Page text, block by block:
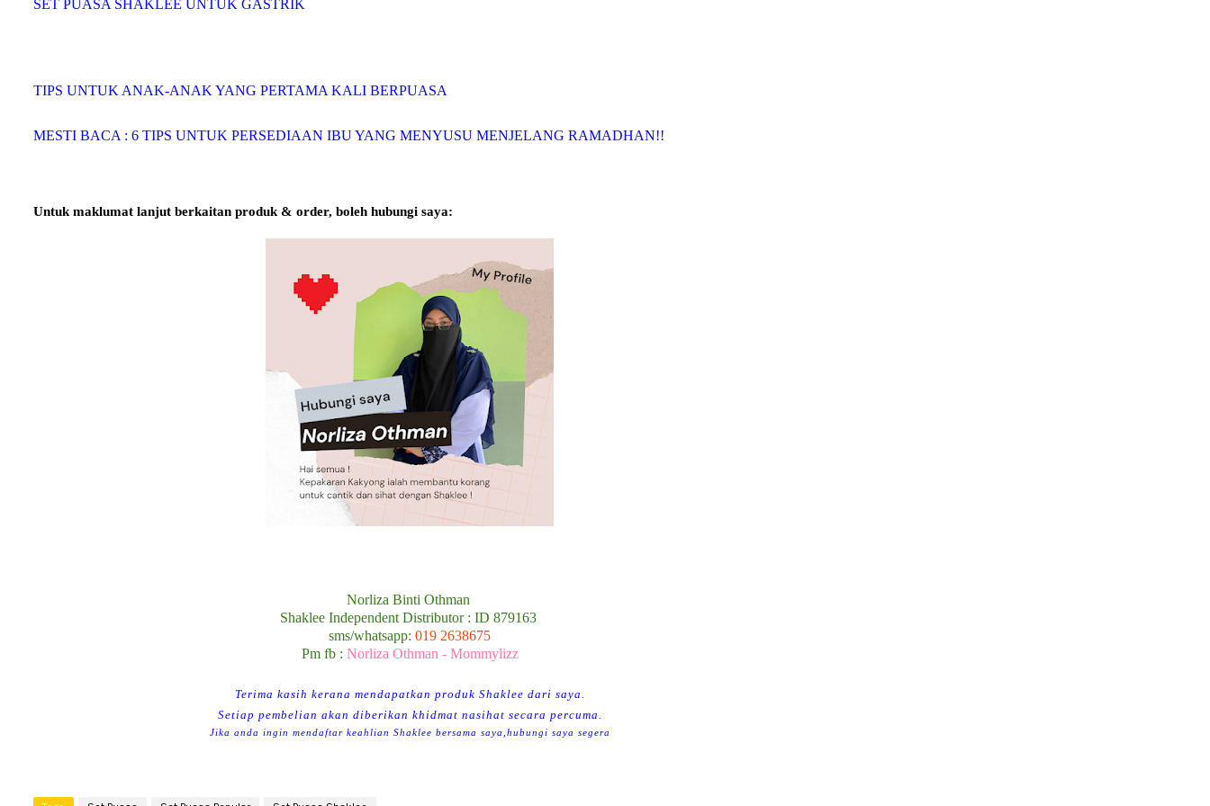
SET PUASA SHAKLEE UNTUK GASTRIK
TIPS UNTUK ANAK-ANAK YANG PERTAMA KALI BERPUASA
MESTI BACA : 6 TIPS UNTUK PERSEDIAAN IBU YANG MENYUSU MENJELANG RAMADHAN!!
Untuk maklumat lanjut berkaitan produk & order, boleh hubungi saya:
Norliza Binti Othman
Shaklee Independent Distributor : ID 879163
sms/whatsapp:019 2638675
Pm fb : Norliza Othman - Mommylizz
Terima kasih kerana mendapatkan produk Shaklee dari saya.
Setiap pembelian akan diberikan khidmat nasihat secara percuma.
Jika anda ingin mendaftar keahlian Shaklee bersama saya,hubungi saya segera